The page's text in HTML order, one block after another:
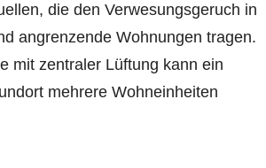
die den Verwesungsgeruch in
angrenzende Wohnungen tragen.
mit zentraler Lüftung kann ein
mehrere Wohneinheiten